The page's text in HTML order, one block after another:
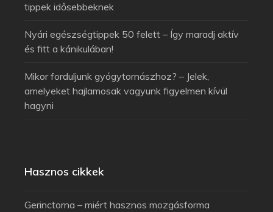
tippek idősebbeknek
Nyári egészségtippek 50 felett – Így maradj aktív
és fitt a kánikulában!
Mikor forduljunk gyógytornászhoz? – Jelek,
amelyeket hajlamosak vagyunk figyelmen kívül
hagyni
Hasznos cikkek
Gerinctorna – miért hasznos mozgásforma